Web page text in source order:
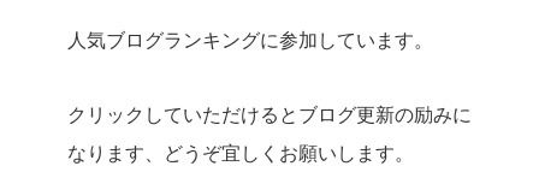
人気ブログランキングに参加しています。
クリックしていただけるとブログ更新の励みに
なります、どうぞ宜しくお願いします。